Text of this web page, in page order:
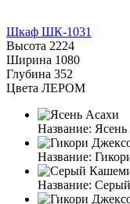
Шкаф ШК-1031
Высота 2224
Ширина 1080
Глубина 352
Цвета ЛЕРОМ
Название:
Название:
Название: